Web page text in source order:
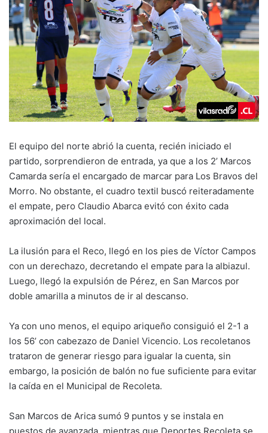
El equipo del norte abrió la cuenta, recién iniciado el
partido, sorprendieron de entrada, ya que a los 2’ Marcos
Camarda sería el encargado de marcar para Los Bravos del
Morro. No obstante, el cuadro textil buscó reiteradamente
el empate, pero Claudio Abarca evitó con éxito cada
aproximación del local.
La ilusión para el Reco, llegó en los pies de Víctor Campos
con un derechazo, decretando el empate para la albiazul.
Luego, llegó la expulsión de Pérez, en San Marcos por
doble amarilla a minutos de ir al descanso.
Ya con uno menos, el equipo ariqueño consiguió el 2-1 a
los 56’ con cabezazo de Daniel Vicencio. Los recoletanos
trataron de generar riesgo para igualar la cuenta, sin
embargo, la posición de balón no fue suficiente para evitar
la caída en el Municipal de Recoleta.
San Marcos de Arica sumó 9 puntos y se instala en